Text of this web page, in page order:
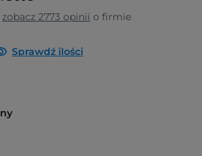
zobacz 2773 opinii o firmie
Sprawdź ilości